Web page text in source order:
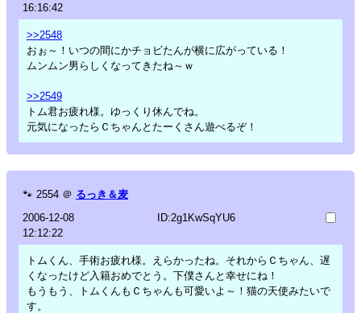
16:16:42
>>2548
おぉ～！いつの間にかチョビたんが横に広がっている！
ムンムン男らしくなってきたね～ｗ
>>2549
トム君お疲れ様。ゆっくり休んでね。
元気になったらＣちゃんとたーくさん遊べるぞ！
🐾 2554 ＠ るっき＆麦
2006-12-08
12:12:22
ID:2g1KwSqYU6
トムくん、手術お疲れ様。えらかったね。それからＣちゃん、遅
くなったけど入籍おめでとう。下僕さんと幸せにね！
もうもう、トムくんもＣちゃんも可愛いよ～！猫の天使みたいで
す。